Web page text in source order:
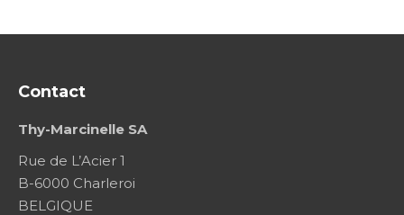
Contact
Thy-Marcinelle SA
Rue de L’Acier 1
B-6000 Charleroi
BELGIQUE